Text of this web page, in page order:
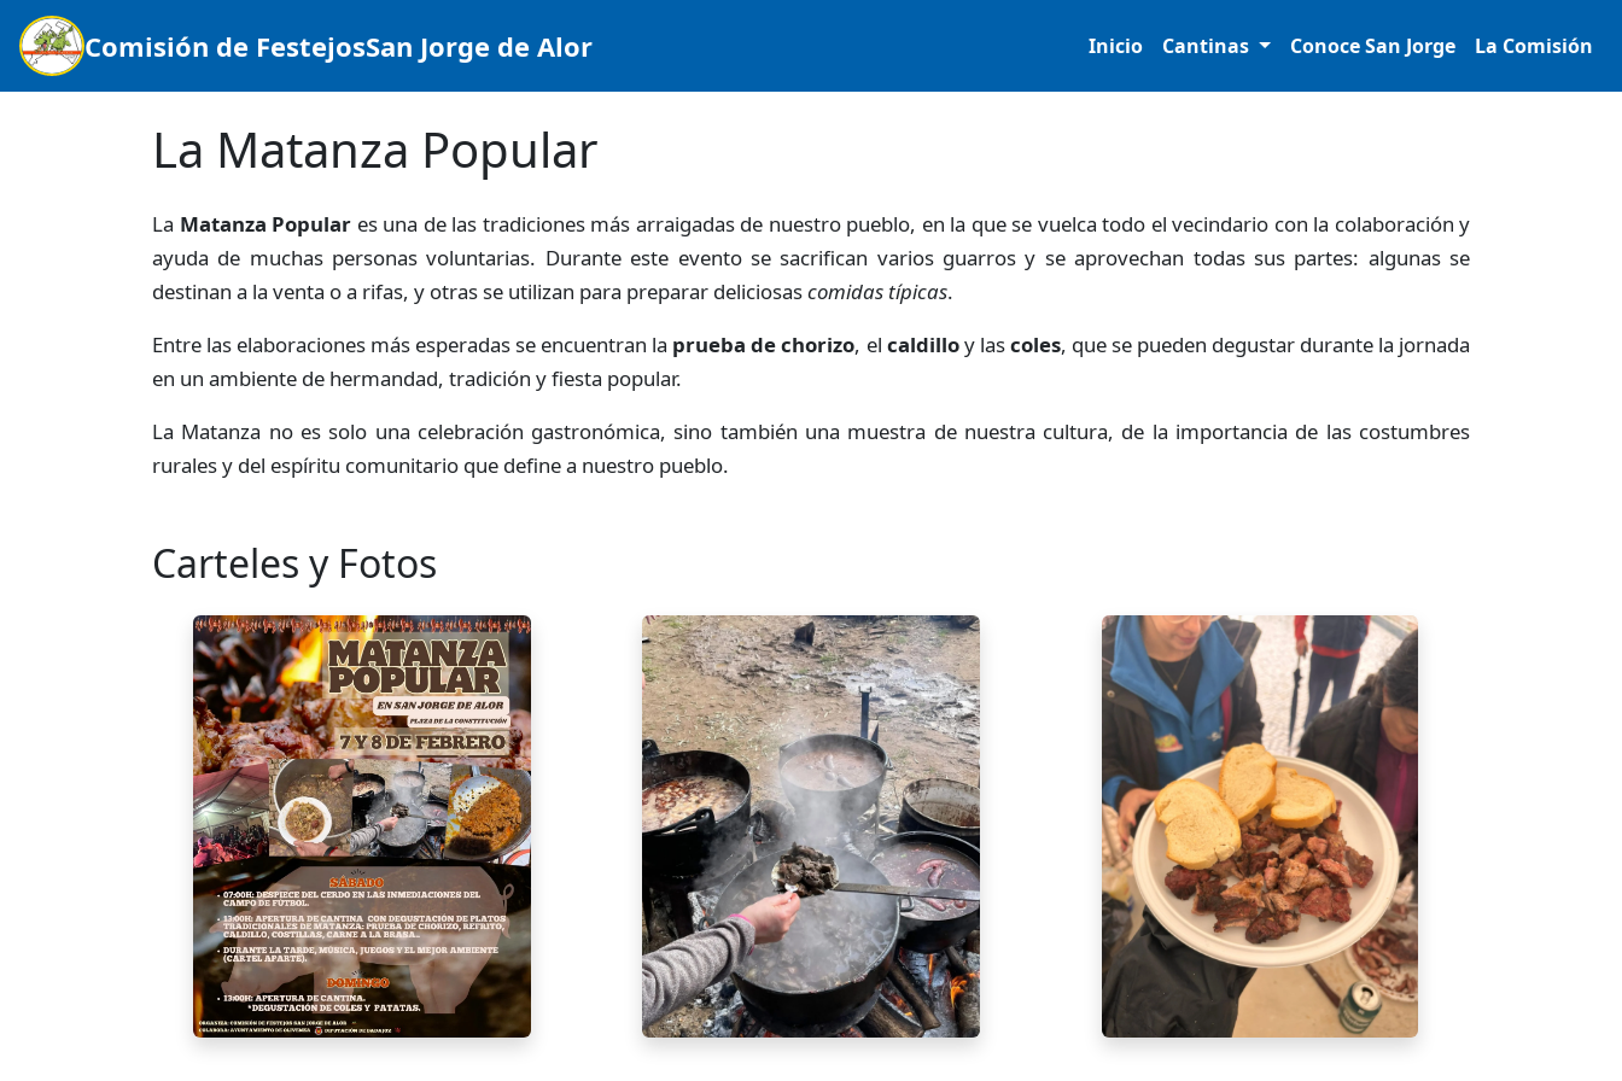
Comisión de FestejosSan Jorge de Alor Inicio Cantinas Conoce San Jorge La Comisión
La Matanza Popular
La Matanza Popular es una de las tradiciones más arraigadas de nuestro pueblo, en la que se vuelca todo el vecindario con la colaboración y
ayuda de muchas personas voluntarias. Durante este evento se sacrifican varios guarros y se aprovechan todas sus partes: algunas se
destinan a la venta o a rifas, y otras se utilizan para preparar deliciosascomidas típicas.
Entre las elaboraciones más esperadas se encuentran la prueba de chorizo, el caldilloy lascoles, que se pueden degustar durante la jornada
en un ambiente de hermandad, tradición y fiesta popular.
La Matanza no es solo una celebración gastronómica, sino también una muestra de nuestra cultura, de la importancia de las costumbres
rurales y del espíritu comunitario que define a nuestro pueblo.
Carteles y Fotos